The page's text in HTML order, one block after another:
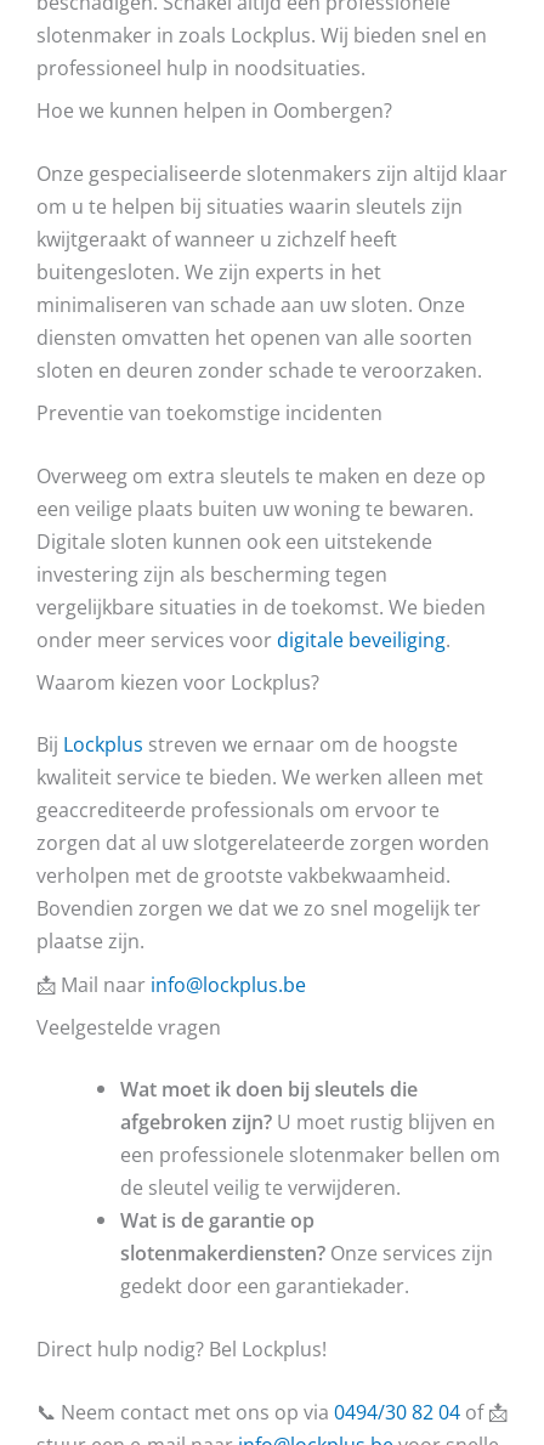
slotenmaker in zoals Lockplus. Wij bieden snel en
professioneel hulp in noodsituaties.
Hoe we kunnen helpen in Oombergen?
Onze gespecialiseerde slotenmakers zijn altijd klaar
om u te helpen bij situaties waarin sleutels zijn
kwijtgeraakt of wanneer u zichzelf heeft
buitengesloten. We zijn experts in het
minimaliseren van schade aan uw sloten. Onze
diensten omvatten het openen van alle soorten
sloten en deuren zonder schade te veroorzaken.
Preventie van toekomstige incidenten
Overweeg om extra sleutels te maken en deze op
een veilige plaats buiten uw woning te bewaren.
Digitale sloten kunnen ook een uitstekende
investering zijn als bescherming tegen
vergelijkbare situaties in de toekomst. We bieden
onder meer services voordigitale beveiliging.
Waarom kiezen voor Lockplus?
Bij Lockplus streven we ernaar om de hoogste
kwaliteit service te bieden. We werken alleen met
geaccrediteerde professionals om ervoor te
zorgen dat al uw slotgerelateerde zorgen worden
verholpen met de grootste vakbekwaamheid.
Bovendien zorgen we dat we zo snel mogelijk ter
plaatse zijn.
📩 Mail naar info@lockplus.be
Veelgestelde vragen
Wat moet ik doen bij sleutels die
afgebroken zijn? U moet rustig blijven en
een professionele slotenmaker bellen om
de sleutel veilig te verwijderen.
Wat is de garantie op
slotenmakerdiensten? Onze services zijn
gedekt door een garantiekader.
Direct hulp nodig? Bel Lockplus!
📞 Neem contact met ons op via 0494/30 82 04 of 📩